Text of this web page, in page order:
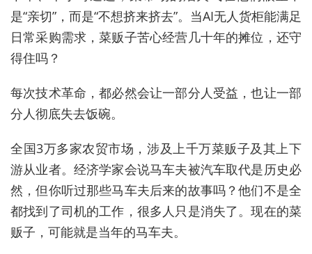
是“亲切”，而是“不想挤来挤去”。当AI无人货柜能满足
日常采购需求，菜贩子苦心经营几十年的摊位，还守
得住吗？
每次技术革命，都必然会让一部分人受益，也让一部
分人彻底失去饭碗。
全国3万多家农贸市场，涉及上千万菜贩子及其上下
游从业者。经济学家会说马车夫被汽车取代是历史必
然，但你听过那些马车夫后来的故事吗？他们不是全
都找到了司机的工作，很多人只是消失了。现在的菜
贩子，可能就是当年的马车夫。